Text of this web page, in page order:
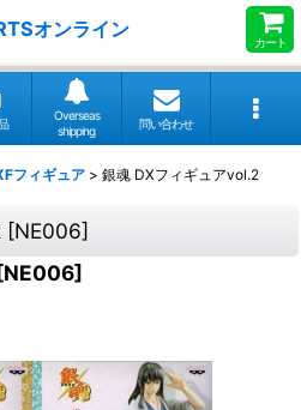
オンライン
カート
Overseas
shipping
問い合わせ
フィギュア > 銀魂 DXフィギュアvol.2
[NE006]
[NE006]